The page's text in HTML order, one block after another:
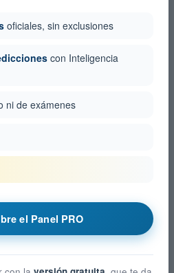
oficiales, sin exclusiones
con Inteligencia
ni de exámenes
el Panel PRO